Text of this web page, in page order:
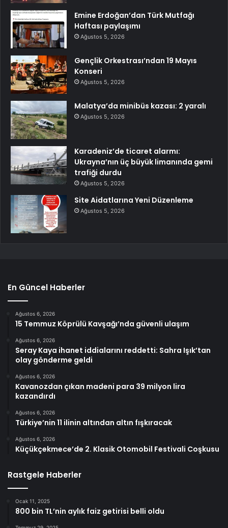
Emine Erdoğan’dan Türk Mutfağı
Haftası paylaşımı
Ağustos 5, 2026
Gençlik Orkestrası’ndan 19 Mayıs
Konseri
Ağustos 5, 2026
Malatya’da minibüs kazası: 2 yaralı
Ağustos 5, 2026
Karadeniz’de ticaret alarmı:
Ukrayna’nın üç büyük limanında gemi
trafiği durdu
Ağustos 5, 2026
Site Aidatlarına Yeni Düzenleme
Ağustos 5, 2026
En Güncel Haberler
Ağustos 6, 2026
15 Temmuz Köprülü Kavşağı’nda güvenli ulaşım
Ağustos 6, 2026
Seray Kaya ihanet iddialarını reddetti: Sahra Işık’tan
olay gönderme geldi
Ağustos 6, 2026
Kavanozdan çıkan madeni para 39 milyon lira
kazandırdı
Ağustos 6, 2026
Türkiye’nin 11 ilinin altından altın fışkıracak
Ağustos 6, 2026
Küçükçekmece’de 2. Klasik Otomobil Festivali Coşkusu
Rastgele Haberler
Ocak 11, 2025
800 bin TL’nin aylık faiz getirisi belli oldu